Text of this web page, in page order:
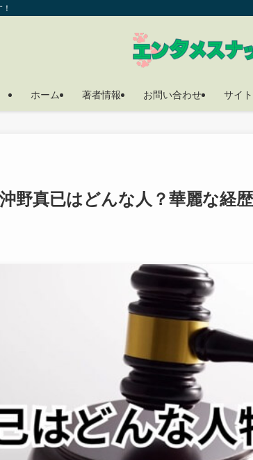
ホーム 著者情報 お問い合わせ サイ
野真已はどんな人？華麗な経